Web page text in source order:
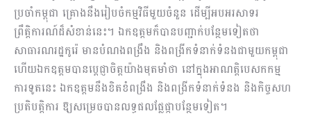
ប្រចាំកម្ពុជា គ្រោងនឹងរៀបចំកម្មវិធីមួយចំនួន ដើម្បីអបអរសាទរ
ព្រឹត្តិការណ៍ដ៏សំខាន់នេះ។ ឯកឧត្តមក៏បានបញ្ជាក់បន្ថែមទៀតថា
សាធារណរដ្ឋកូរ៉េ មានបំណងពង្រឹង និងពង្រីកទំនាក់ទំនងជាមួយកម្ពុជា
ហើយឯកឧត្តមបានប្ដេជ្ញាចិត្តយ៉ាងមុតមាំថា នៅក្នុងអាណត្តិបេសកកម្ម
ការទូតនេះ ឯកឧត្តមនឹងខិតខំពង្រឹង និងពង្រីកទំនាក់ទំនង និងកិច្ចសហ
ប្រតិបត្តិការ ឱ្យសម្រេចបានលទ្ធផលផ្លែផ្កាបន្ថែមទៀត។